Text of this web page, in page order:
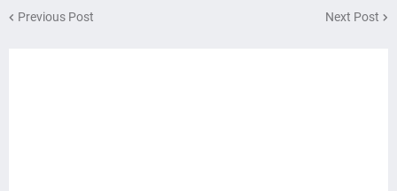
Previous Post Next Post